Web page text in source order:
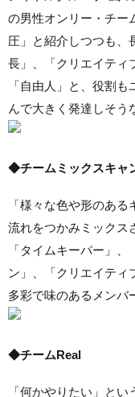
の男性オンリー・チー
圧」と紹介しつつも、
長」、「クリエイティ
「自由人」と、役割
んで大きく発達しそう
◆チームミックスキャ
「様々な色や形のあ
流れをつかみミックス
「タイムキーパー」
ン」、「クリエイティ
多彩で味のあるメンバ
◆チームReal
「何かやりたい」と